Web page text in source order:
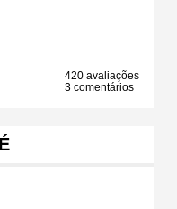
420 avaliações
3 comentários